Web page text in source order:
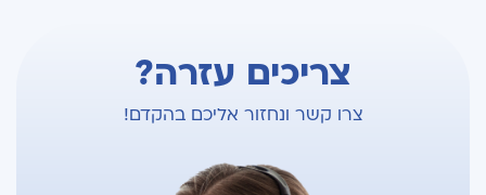
צריכים עזרה?
צרו קשר ונחזור אליכם בהקדם!